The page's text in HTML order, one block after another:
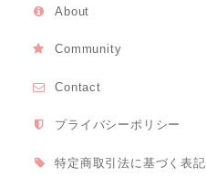
About
Community
Contact
プライバシーポリシー
特定商取引法に基づく表記